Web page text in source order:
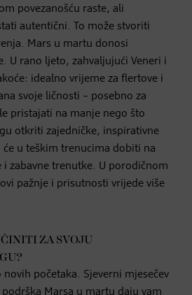
povezanošću raste, ali
autentični. To može stvoriti
Mars u martu donosi
U rano ljeto, zahvaljujući Veneri i
idealno vrijeme za flertove i
svoje ličnosti – posebno za
pristajati na manje nego što
otkriti zajedničke, inspirativne
u teškim trenucima dobiti na
zabavne trenutke. U porodičnom
pažnje i prisutnosti vrijede više
ZA SVOJU
početaka. Sjeverni mjesečev
Marsa u martu daju vam